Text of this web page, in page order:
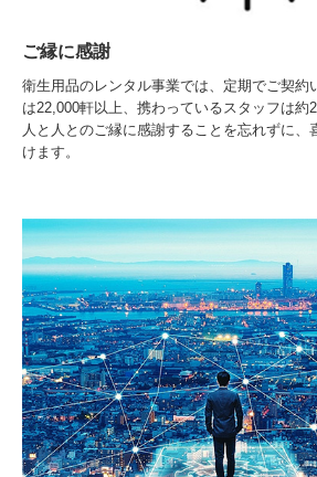
ご縁に感謝
衛生用品のレンタル事業では、定期でご契約
は22,000軒以上、携わっているスタッフは約
人と人とのご縁に感謝することを忘れずに、
けます。